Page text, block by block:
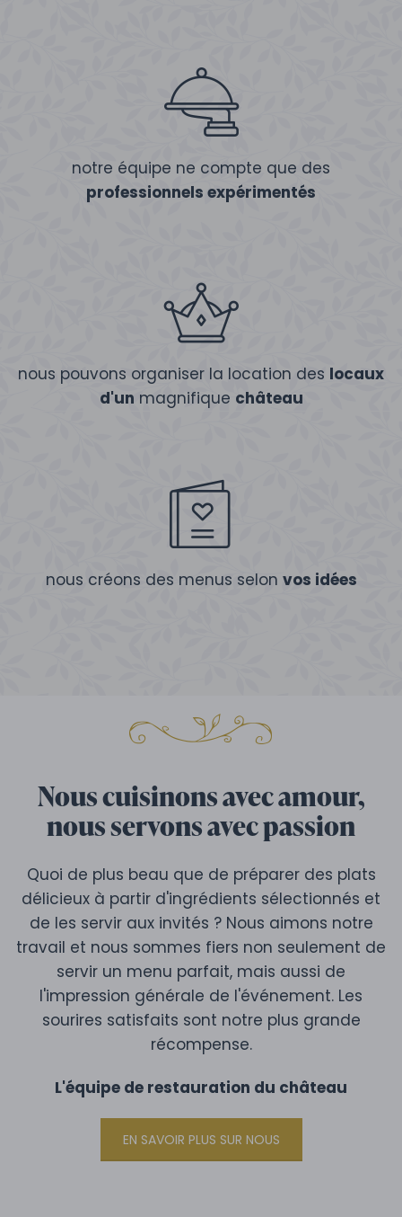
notre équipe ne compte que des
professionnels expérimentés
nous pouvons organiser la location des locaux
d'un magnifique château
nous créons des menus selon vos idées
Nous cuisinons avec amour,
nous servons avec passion
Quoi de plus beau que de préparer des plats
délicieux à partir d'ingrédients sélectionnés et
de les servir aux invités ? Nous aimons notre
travail et nous sommes fiers non seulement de
servir un menu parfait, mais aussi de
l'impression générale de l'événement. Les
sourires satisfaits sont notre plus grande
récompense.
L'équipe de restauration du château
EN SAVOIR PLUS SUR NOUS